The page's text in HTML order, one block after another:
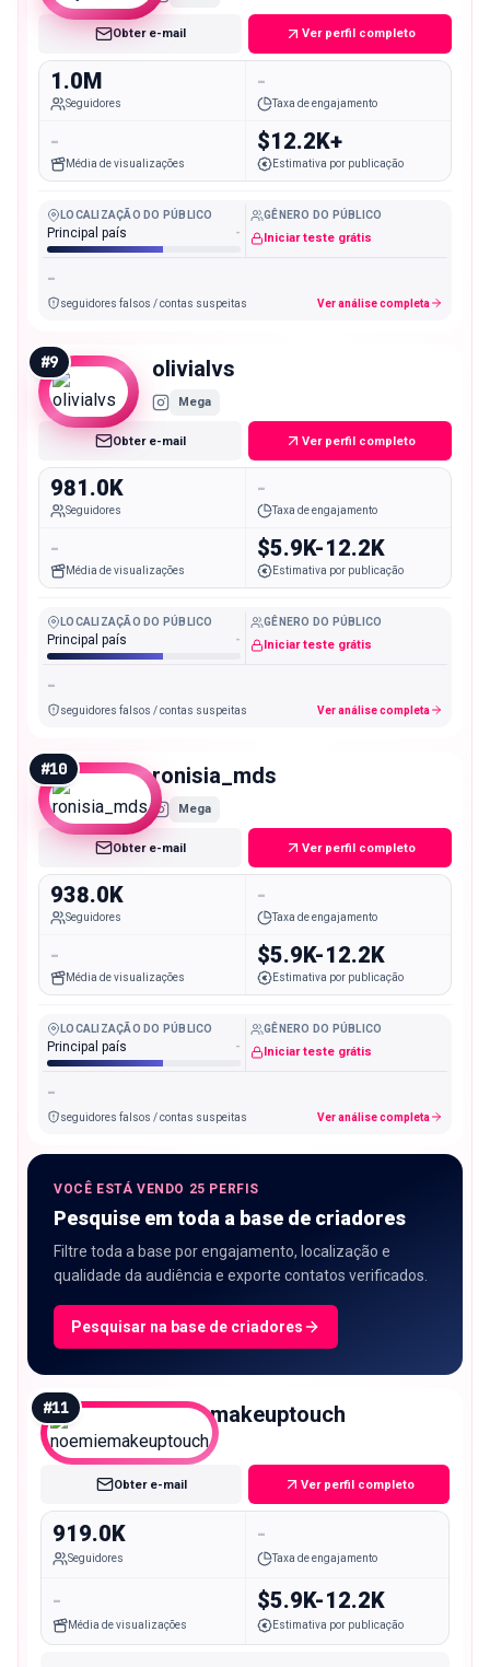
Obter e-mail Ver perfil completo
1.0M
Seguidores
-
Taxa de engajamento
-
Média de visualizações
$12.2K+
Estimativa por publicação
LOCALIZAÇÃO DO PÚBLICO
Principal país -
GÊNERO DO PÚBLICO
Iniciar teste grátis
-
seguidores falsos / contas suspeitas Ver análise completa
#9 olivialvs
Mega
Obter e-mail Ver perfil completo
981.0K
Seguidores
-
Taxa de engajamento
-
Média de visualizações
$5.9K-12.2K
Estimativa por publicação
LOCALIZAÇÃO DO PÚBLICO
Principal país -
GÊNERO DO PÚBLICO
Iniciar teste grátis
-
seguidores falsos / contas suspeitas Ver análise completa
#10 ronisia_mds
Mega
Obter e-mail Ver perfil completo
938.0K
Seguidores
-
Taxa de engajamento
-
Média de visualizações
$5.9K-12.2K
Estimativa por publicação
LOCALIZAÇÃO DO PÚBLICO
Principal país -
GÊNERO DO PÚBLICO
Iniciar teste grátis
-
seguidores falsos / contas suspeitas Ver análise completa
VOCÊ ESTÁ VENDO 25 PERFIS
Pesquise em toda a base de criadores
Filtre toda a base por engajamento, localização e
qualidade da audiência e exporte contatos verificados.
Pesquisar na base de criadores
#11 noemiemakeuptouch
Mega
Obter e-mail Ver perfil completo
919.0K
Seguidores
-
Taxa de engajamento
-
Média de visualizações
$5.9K-12.2K
Estimativa por publicação